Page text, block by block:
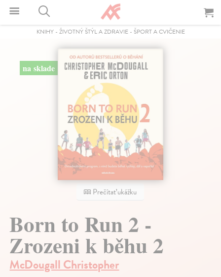
KNIHY- ŽIVOTNÝ ŠTÝL A ZDRAVIE- ŠPORT A CVIČENIE
na sklade
Prečítať ukážku
Born to Run 2 -
Zrozeni k běhu 2
McDougall Christopher